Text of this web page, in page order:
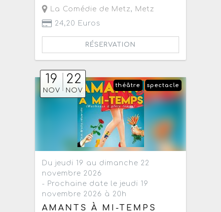
La Comédie de Metz, Metz
24,20 Euros
RÉSERVATION
19
NOV
22
NOV
spectacle
théâtre
Du jeudi 19 au dimanche 22
novembre 2026
- Prochaine date le jeudi 19
novembre 2026 à 20h
AMANTS À MI-TEMPS